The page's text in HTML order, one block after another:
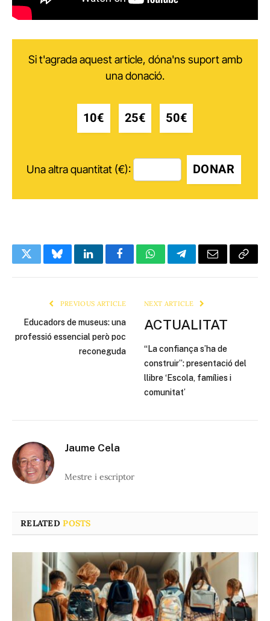
Si t'agrada aquest article, dóna'ns suport amb
una donació.
10€ 25€ 50€
Una altra quantitat (€): DONAR
TwitterBlueskyLinkedInFacebookWhatsAppTelegramEmail Copy
PREVIOUS ARTICLE
Educadors de museus: una
professió essencial però poc
reconeguda
NEXT ARTICLE
ACTUALITAT
“La confiança s’ha de
construir”: presentació del
llibre ‘Escola, famílies i
comunitat’
Jaume Cela
Mestre i escriptor
RELATEDPOSTS